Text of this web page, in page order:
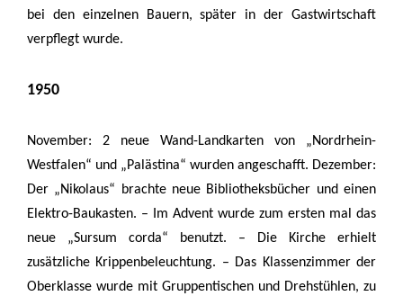
bei den einzelnen Bauern, später in der Gastwirtschaft
verpflegt wurde.
1950
November: 2 neue Wand-Landkarten von „Nordrhein-
Westfalen“ und „Palästina“ wurden angeschafft. Dezember:
Der „Nikolaus“ brachte neue Bibliotheksbücher und einen
Elektro-Baukasten. – Im Advent wurde zum ersten mal das
neue „Sursum corda“ benutzt. – Die Kirche erhielt
zusätzliche Krippenbeleuchtung. – Das Klassenzimmer der
Oberklasse wurde mit Gruppentischen und Drehstühlen, zu